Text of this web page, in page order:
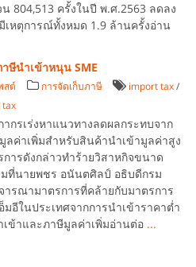
804,513 ครั้งในปี พ.ศ.2563 ลดลง
เหตุการณ์ทั้งหมด 1.9 ล้านครั้งอ่าน
ษีนำเข้าหนุน SME
สต์ การจัดเก็บภาษี import tax/
tax
กรเร่งหาแนวทางลดผลกระทบจาก
ลค่าเพิ่มสำหรับสินค้านำเข้ามูลค่าสูง
ารดังกล่าวทำร้ายวิสาหกิจขนาด
มที่นายพชร อนันตศิลป์ อธิบดีกรม
ารณามาตรการที่คล้ายกับมาตรการ
อีในประเทศจากการนำเข้าราคาต่ำ
เข้าและภาษีมูลค่าเพิ่มอ่านต่อ ...